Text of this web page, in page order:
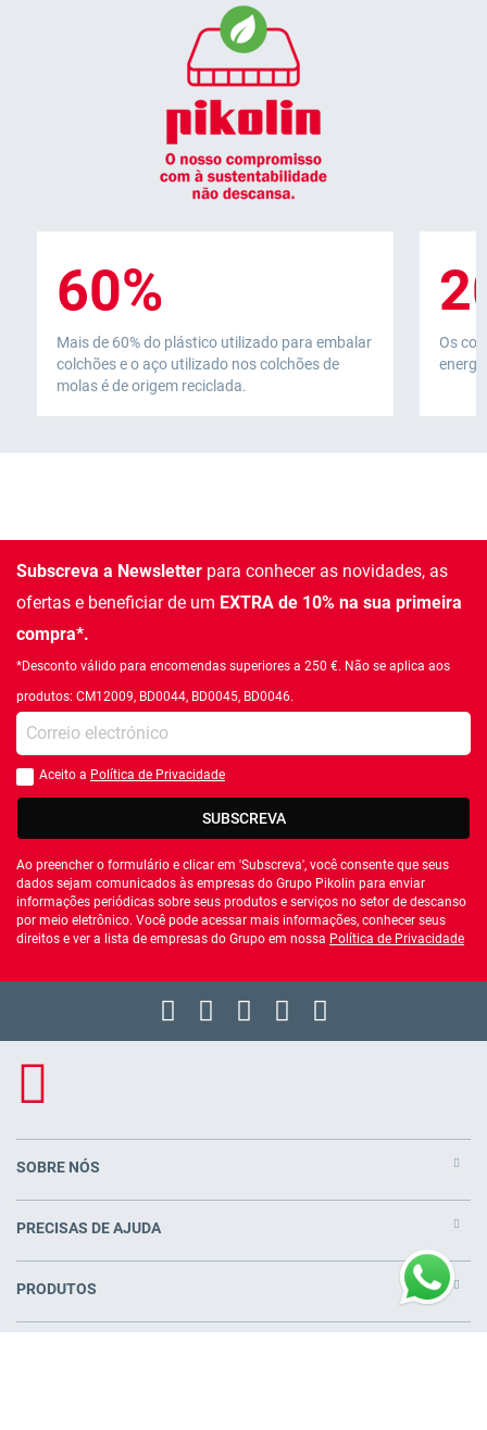
60%
Mais de 60% do plástico utilizado para embalar
colchões e o aço utilizado nos colchões de
molas é de origem reciclada.
Os
Subscreva a Newsletter para conhecer as novidades, as
ofertas e beneficiar de um EXTRA de 10% na sua primeira
compra*.
*Desconto válido para encomendas superiores a 250 €. Não se aplica aos
produtos: CM12009, BD0044, BD0045, BD0046.
Introduza o seu email
Você deve aceitar a política de privacidade
Aceito a Política de Privacidade
SUBSCREVA
Ao preencher o formulário e clicar em 'Subscreva', você consente que seus
dados sejam comunicados às empresas do Grupo Pikolin para enviar
informações periódicas sobre seus produtos e serviços no setor de descanso
por meio eletrônico. Você pode acessar mais informações, conhecer seus
direitos e ver a lista de empresas do Grupo em nossa Política de Privacidade
SOBRE NÓS
PRECISAS DE AJUDA
PRODUTOS